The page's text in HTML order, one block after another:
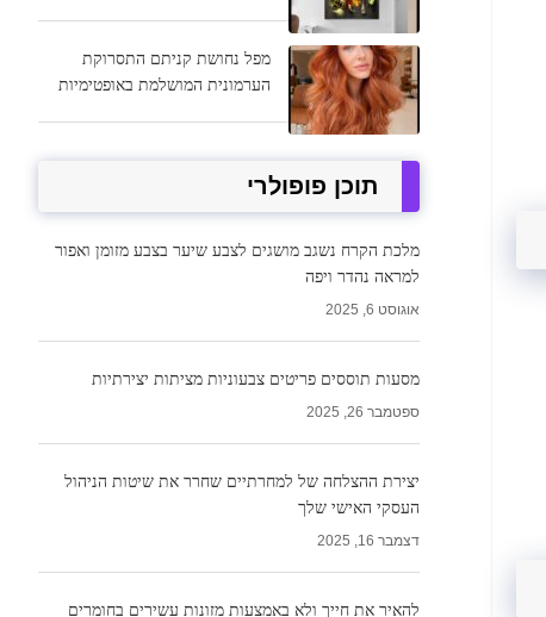
מפל נחושת קניתם התסרוקת
הערמונית המושלמת באופטימיות
תוכן פופולרי
מלכת הקרח נשגב מושגים לצבע שיער בצבע מזומן ואפור
למראה נהדר ויפה
אוגוסט 6, 2025
מסעות תוססים פריטים צבעוניות מציתות יצירתיות
ספטמבר 26, 2025
יצירת ההצלחה של למחרתיים שחרר את שיטות הניהול
העסקי האישי שלך
דצמבר 16, 2025
להאיר את חייך ולא באמצעות מזונות עשירים בחומרים